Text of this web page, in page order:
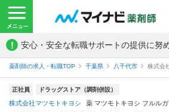
! 安心・安全な転職サポートの提供に努
薬剤師の求人・転職TOP 千葉県 八千代市 株式会
正社員 ドラッグストア（調剤併設）
株式会社マツモトキヨシ 薬 マツモトキヨシ フルル